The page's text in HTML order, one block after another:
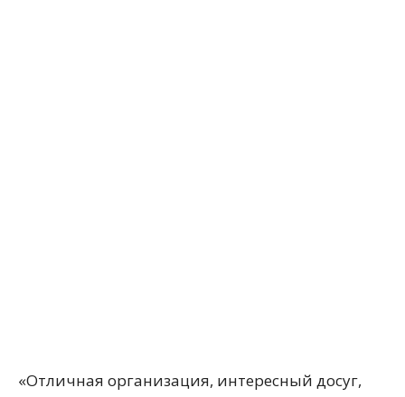
«Отличная организация, интересный досуг,